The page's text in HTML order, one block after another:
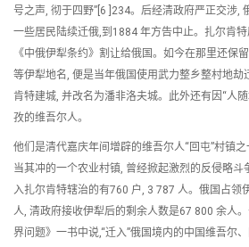
号之声, 彻于四野”[6 ]234。后经清政府严正交涉,
一些居民陆续迁俄,到1884 年方告中止。扎尔肯
《中俄伊犁条约》割让给俄国。如今在那里还保
等伊犁地名, 便是当年俄国使用武力整乡整村地劫
肯特建城, 并改名为潘非洛夫城。此外还有因“人
孜的维吾尔人。
他们是清代嘉庆年间增辟的维吾尔人“回屯”村镇
当其冲的一个农业村镇, 曾经掀起激烈的反侵略斗
入扎尔肯特辖治的有760 户, 3 787 人。俄国占领
人, 清政府接收伊犁后的剩余人数是67 800 余人
界问题》一书中说,“迁入”俄国境内的中国维吾尔